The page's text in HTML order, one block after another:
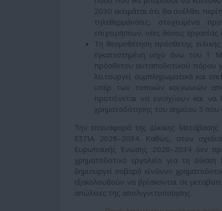
2030 εκτιμάται ότι θα ανέλθει
τηλεθερμάνσεις, στοχευμένα
επιχειρήσεων, νέες θέσεις
Τη θεσμοθέτηση πρόσθετης
εγκατεστημένη ισχύ άνω του 1
πρόσθετου ανταποδοτικού πόρου
λειτουργεί συμπληρωματικά και
υπέρ των τοπικών κοινωνιών
προτείνεται να ενισχύουν και
χρηματοδότησης του σημείου 5
Την επαναφορά της Δίκαιης
ΕΣΠΑ 2028–2034. Καθώς, στον
Ευρωπαϊκής Ένωσης 2028–2034 δεν
χρηματοδοτικό εργαλείο για τη
δημιουργεί σοβαρό κίνδυνο
εξακολουθούν να βρίσκονται σε
απώλειες της απολιγνιτοποίησης.